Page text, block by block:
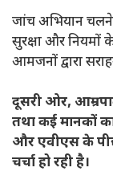
जांच अभियान
सुरक्षा और नियमों
आमजनों द्वारा
दूसरी ओर,
तथा कई मानकों
और एवीएस के
चर्चा हो रही है।